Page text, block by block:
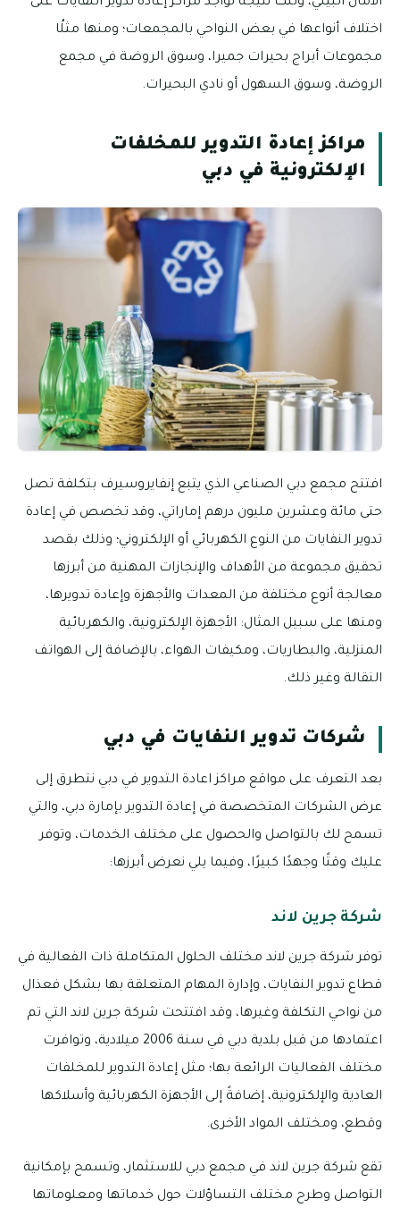
اختلاف أنواعها في بعض النواحي بالمجمعات؛ ومنها مثلُا
مجموعات أبراج بحيرات جميرا، وسوق الروضة في مجمع
الروضة، وسوق السهول أو نادي البحيرات.
مراكز إعادة التدوير للمخلفات
الإلكترونية في دبي
افتتح مجمع دبي الصناعي الذي يتبع إنفايروسيرف بتكلفة تصل
حتى مائة وعشرين مليون درهم إماراتي، وقد تخصص في إعادة
تدوير النفايات من النوع الكهربائي أو الإلكتروني؛ وذلك بقصد
تحقيق مجموعة من الأهداف والإنجازات المهنية من أبرزها
معالجة أنوع مختلفة من المعدات والأجهزة وإعادة تدويرها،
ومنها على سبيل المثال: الأجهزة الإلكترونية، والكهربائية
المنزلية، والبطاريات، ومكيفات الهواء، بالإضافة إلى الهواتف
النقالة وغير ذلك.
شركات تدوير النفايات في دبي
بعد التعرف على مواقع مراكز اعادة التدوير في دبي نتطرق إلى
عرض الشركات المتخصصة في إعادة التدوير بإمارة دبي، والتي
تسمح لك بالتواصل والحصول على مختلف الخدمات، وتوفر
عليك وقتًا وجهدًا كبيرًا، وفيما يلي نعرض أبرزها:
شركة جرين لاند
توفر شركة جرين لاند مختلف الحلول المتكاملة ذات الفعالية في
قطاع تدوير النفايات، وإدارة المهام المتعلقة بها بشكل فعذال
من نواحي التكلفة وغيرها، وقد افتتحت شركة جرين لاند التي تم
اعتمادها من قبل بلدية دبي في سنة 2006 ميلادية، وتوافرت
مختلف الفعاليات الرائعة بها؛ مثل إعادة التدوير للمخلفات
العادية والإلكترونية، إضافةً إلى الأجهزة الكهربائية وأسلاكها
وقطع، ومختلف المواد الأخرى.
تقع شركة جرين لاند في مجمع دبي للاستثمار، وتسمح بإمكانية
التواصل وطرح مختلف التساؤلات حول خدماتها ومعلوماتها